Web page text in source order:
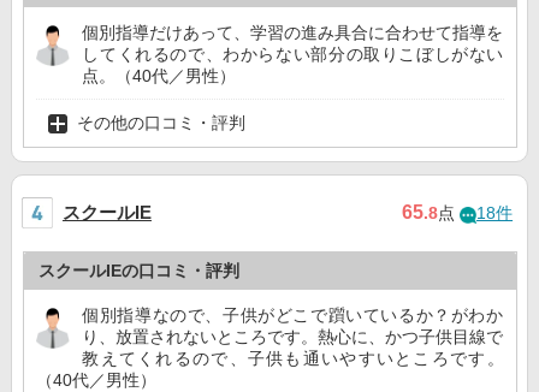
個別指導だけあって、学習の進み具合に合わせて指導を
してくれるので、わからない部分の取りこぼしがない
点。（40代／男性）
その他の口コミ・評判
スクールIE 65.8点 18件
スクールIEの口コミ・評判
個別指導なので、子供がどこで躓いているか？がわか
り、放置されないところです。熱心に、かつ子供目線で
教えてくれるので、子供も通いやすいところです。
（40代／男性）